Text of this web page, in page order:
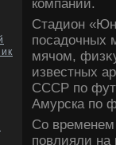
компании.
Стадион
посадοчных
мячом,
известных
СССР по
Амурска по
Со временем
повлияли на